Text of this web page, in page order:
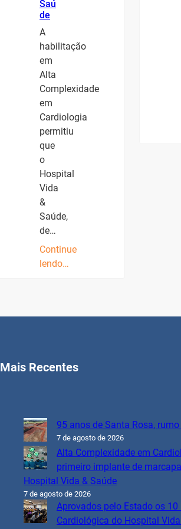
Saú
de
A
habilitação
em
Alta
Complexidade
em
Cardiologia
permitiu
que
o
Hospital
Vida
&
Saúde,
de…
Continue
lendo…
Mais Recentes
95 anos de Santa Rosa,
7 de agosto de 2026
Alta Complexidade em
primeiro implante de
Hospital Vida & Saúde
7 de agosto de 2026
Aprovados pelo Estado os 10
Cardiológica do Hospital